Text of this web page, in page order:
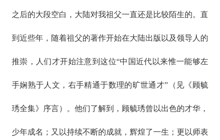
之后的大段空白，大陆对我祖父一直还是比较陌生的。直
到近些年，随着祖父的著作开始在大陆出版以及领导人的
推崇，人们才开始注意到这位“中国近代以来惟一能够左
手娴熟于人文，右手精通于数理的旷世通才”（见《顾毓
琇全集》序言）。他们了解到，顾毓琇曾以出色的才华，
少年成名；又以持续不断的成就，辉煌了一生；更以师表